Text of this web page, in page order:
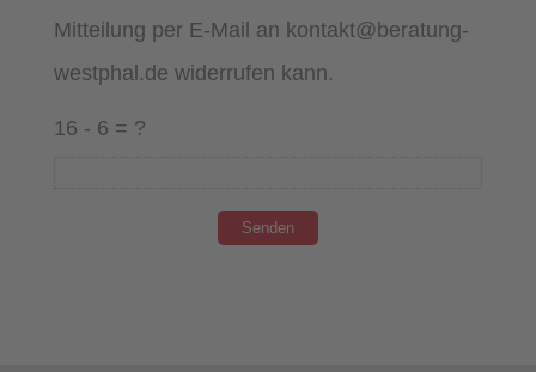
Mitteilung per E-Mail an kontakt@beratung-
westphal.de widerrufen kann.
16 - 6 = ?